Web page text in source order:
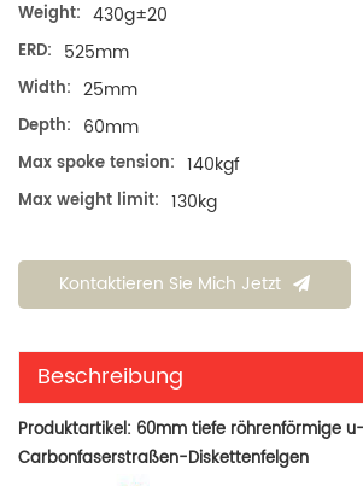
Weight: 430g±20
ERD: 525mm
Width: 25mm
Depth: 60mm
Max spoke tension: 140kgf
Max weight limit: 130kg
Kontaktieren Sie Mich Jetzt
Beschreibung
Produktartikel: 60mm tiefe röhrenförmige
Carbonfaserstraßen-Diskettenfelgen